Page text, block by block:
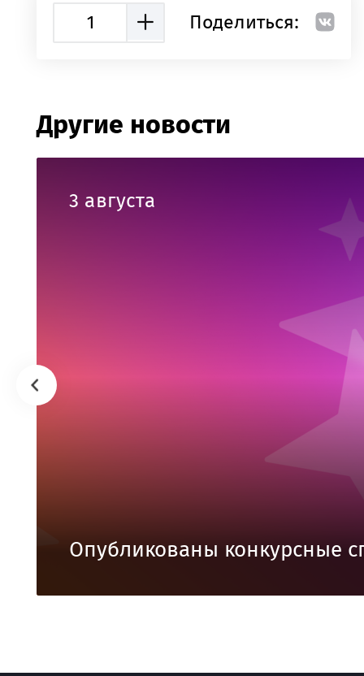
1 Поделиться:
Другие новости
3 августа
Опубликованы конкурсные